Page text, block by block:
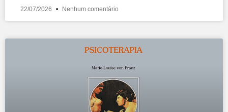
22/07/2026 Nenhum comentário